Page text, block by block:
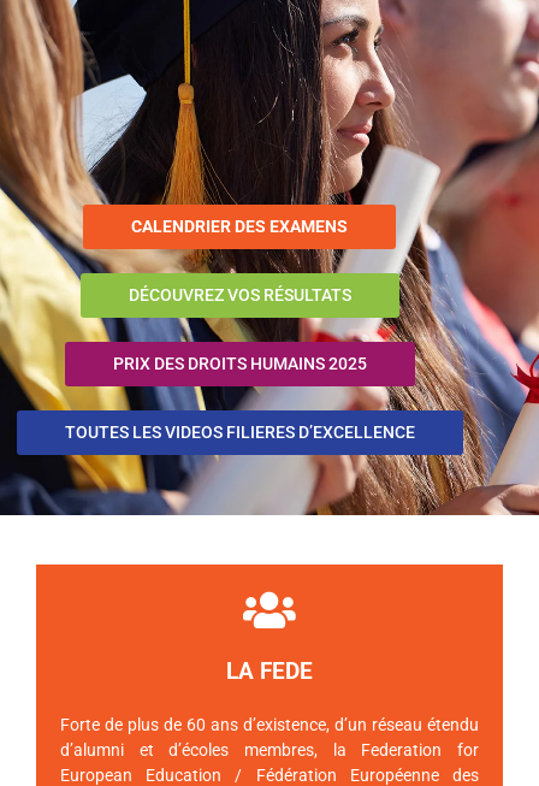
CALENDRIER DES EXAMENS
DÉCOUVREZ VOS RÉSULTATS
PRIX DES DROITS HUMAINS 2025
TOUTES LES VIDEOS FILIERES D’EXCELLENCE
LA FEDE
Forte de plus de 60 ans d’existence, d’un réseau étendu
d’alumni et d’écoles membres, la Federation for
European Education / Fédération Européenne des